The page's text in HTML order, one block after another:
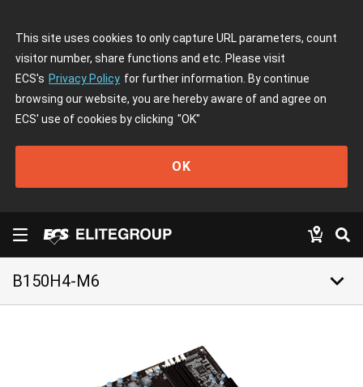
This site uses cookies to only capture URL parameters, count
visitor number, share functions and etc. Please visit
ECS's Privacy Policy for further information. By continue
browsing our website, you are hereby aware of and agree on
ECS' use of cookies by clicking "OK"
OK
B150H4-M6 keyboard_arrow_down